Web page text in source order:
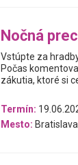
Nočná
Vstúpte za
Počas
zákutia, ktoré si
Termín:
Mesto: Bratislava